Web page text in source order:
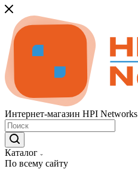
Интернет-магазин HPI Networks
Каталог
По всему сайту